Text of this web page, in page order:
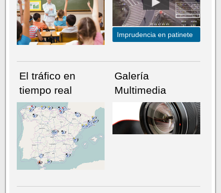
NÚMERO ACTUALHEMEROTECA
Imprudencia en patinete
El tráfico en
tiempo real
Galería
Multimedia